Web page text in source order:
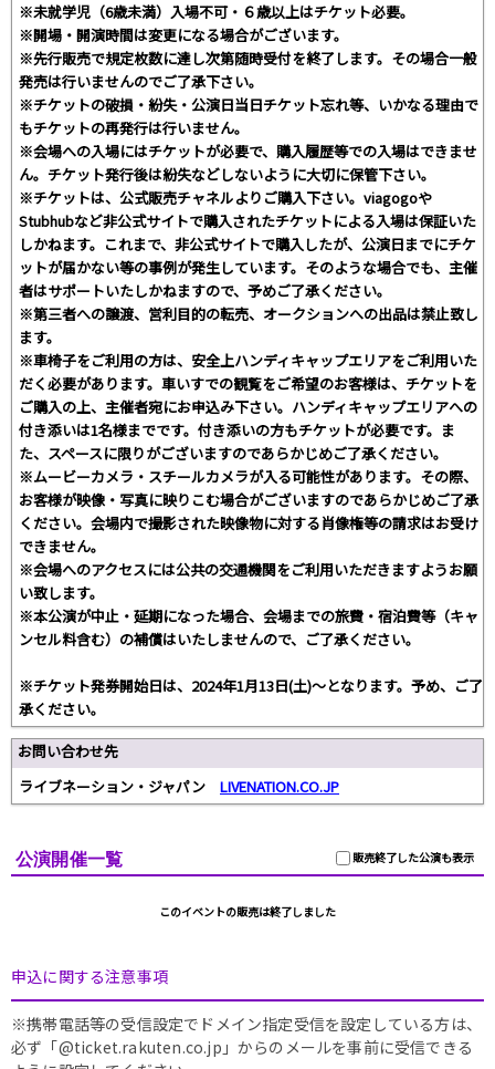
※未就学児（6歳未満）入場不可・６歳以上はチケット必要。
※開場・開演時間は変更になる場合がございます。
※先行販売で規定枚数に達し次第随時受付を終了します。その場合一般
発売は行いませんのでご了承下さい。
※チケットの破損・紛失・公演日当日チケット忘れ等、いかなる理由で
もチケットの再発行は行いません。
※会場への入場にはチケットが必要で、購入履歴等での入場はできませ
ん。チケット発行後は紛失などしないように大切に保管下さい。
※チケットは、公式販売チャネルよりご購入下さい。viagogoや
Stubhubなど非公式サイトで購入されたチケットによる入場は保証いた
しかねます。これまで、非公式サイトで購入したが、公演日までにチケ
ットが届かない等の事例が発生しています。そのような場合でも、主催
者はサポートいたしかねますので、予めご了承ください。
※第三者への譲渡、営利目的の転売、オークションへの出品は禁止致し
ます。
※車椅子をご利用の方は、安全上ハンディキャップエリアをご利用いた
だく必要があります。車いすでの観覧をご希望のお客様は、チケットを
ご購入の上、主催者宛にお申込み下さい。ハンディキャップエリアへの
付き添いは1名様までです。付き添いの方もチケットが必要です。ま
た、スペースに限りがございますのであらかじめご了承ください。
※ムービーカメラ・スチールカメラが入る可能性があります。その際、
お客様が映像・写真に映りこむ場合がございますのであらかじめご了承
ください。会場内で撮影された映像物に対する肖像権等の請求はお受け
できません。
※会場へのアクセスには公共の交通機関をご利用いただきますようお願
い致します。
※本公演が中止・延期になった場合、会場までの旅費・宿泊費等（キャ
ンセル料含む）の補償はいたしませんので、ご了承ください。
※チケット発券開始日は、2024年1月13日(土)～となります。予め、ご了
承ください。
お問い合わせ先
ライブネーション・ジャパン LIVENATION.CO.JP
販売終了した公演も表示
公演開催一覧
このイベントの販売は終了しました
申込に関する注意事項
※携帯電話等の受信設定でドメイン指定受信を設定している方は、
必ず「@ticket.rakuten.co.jp」からのメールを事前に受信できる